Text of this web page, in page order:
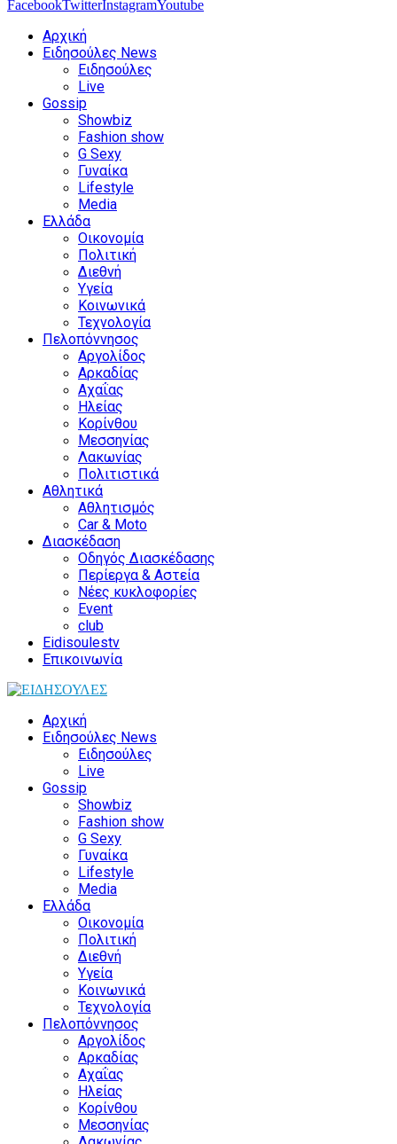
FacebookTwitterInstagramYoutube
Αρχική
Ειδησούλες News
Ειδησούλες
Live
Gossip
Showbiz
Fashion show
G Sexy
Γυναίκα
Lifestyle
Media
Ελλάδα
Οικονομία
Πολιτική
Διεθνή
Υγεία
Κοινωνικά
Τεχνολογία
Πελοπόννησος
Αργολίδος
Αρκαδίας
Αχαΐας
Ηλείας
Κορίνθου
Μεσσηνίας
Λακωνίας
Πολιτιστικά
Αθλητικά
Αθλητισμός
Car & Moto
Διασκέδαση
Οδηγός Διασκέδασης
Περίεργα & Αστεία
Νέες κυκλοφορίες
Event
club
Eidisoulestv
Επικοινωνία
Αρχική
Ειδησούλες News
Ειδησούλες
Live
Gossip
Showbiz
Fashion show
G Sexy
Γυναίκα
Lifestyle
Media
Ελλάδα
Οικονομία
Πολιτική
Διεθνή
Υγεία
Κοινωνικά
Τεχνολογία
Πελοπόννησος
Αργολίδος
Αρκαδίας
Αχαΐας
Ηλείας
Κορίνθου
Μεσσηνίας